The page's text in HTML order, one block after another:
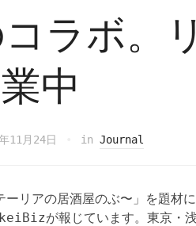
ラボ。
中
11月24日 in Journal
リアの居酒屋のぶ〜」を題材
が報じています。東京